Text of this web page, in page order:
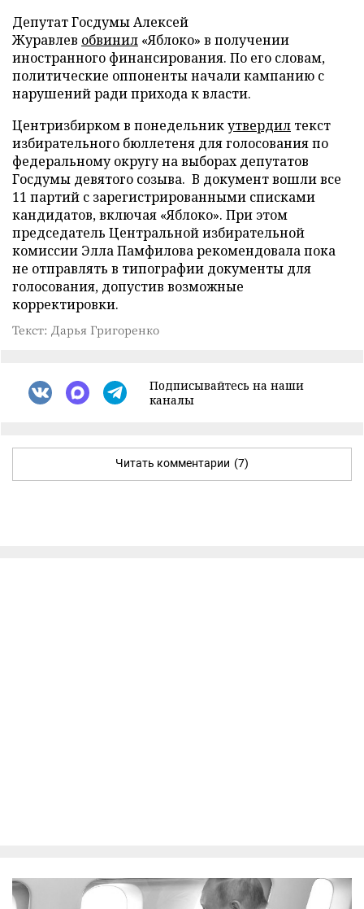
Депутат Госдумы Алексей
Журавлев обвинил «Яблоко» в получении
иностранного финансирования. По его словам,
политические оппоненты начали кампанию с
нарушений ради прихода к власти.
Центризбирком в понедельникутвердил текст
избирательного бюллетеня для голосования по
федеральному округу на выборах депутатов
Госдумы девятого созыва. В документ вошли все
11 партий с зарегистрированными списками
кандидатов, включая «Яблоко». При этом
председатель Центральной избирательной
комиссии Элла Памфилова рекомендовала пока
не отправлять в типографии документы для
голосования, допустив возможные
корректировки.
Текст: Дарья Григоренко
Подписывайтесь на наши
каналы
Читать комментарии (7)